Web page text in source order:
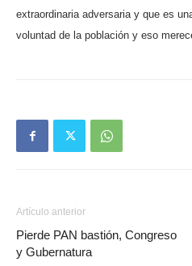
extraordinaria adversaria y que es
voluntad de la población y eso
Artículo anterior
Pierde PAN bastión, Congreso
y Gubernatura